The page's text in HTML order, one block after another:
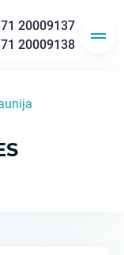
20009137
20009138